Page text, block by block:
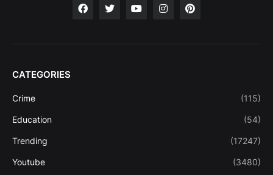
CATEGORIES
Crime (115)
Education (54)
Trending (17247)
Youtube (3480)